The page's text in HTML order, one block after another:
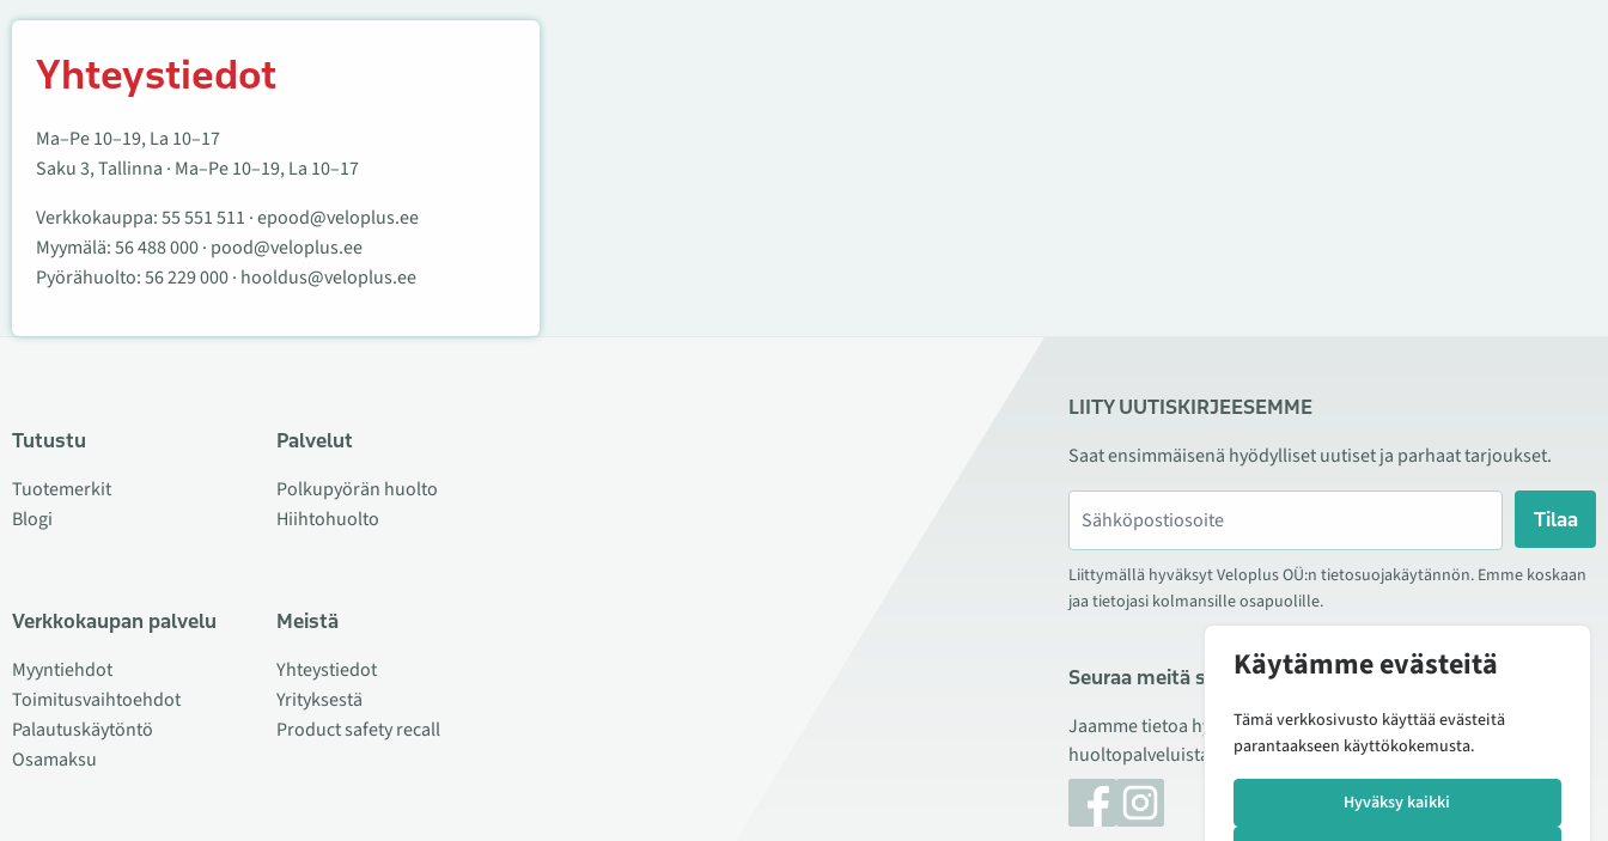
Yhteystiedot
Ma–Pe 10–19, La 10–17
Saku 3, Tallinna · Ma–Pe 10–19, La 10–17
Verkkokauppa:55 551 511 ·epood@veloplus.ee
Myymälä:56 488 000· pood@veloplus.ee
Pyörähuolto:56 229 000· hooldus@veloplus.ee
Tutustu
Tuotemerkit
Blogi
Verkkokaupan palvelu
Myyntiehdot
Toimitusvaihtoehdot
Palautuskäytöntö
Osamaksu
Palvelut
Polkupyörän huolto
Hiihtohuolto
Meistä
Yhteystiedot
Yrityksestä
Product safety recall
LIITY UUTISKIRJEESEMME
Saat ensimmäisenä hyödylliset uutiset ja parhaat tarjoukset.
Tilaa
Liittymällä hyväksyt Veloplus OÜ:n tietosuojakäytännön. Emme koskaan
jaa tietojasi kolmansille osapuolille.
Seuraa meitä sosiaalisessa mediassa
Jaamme tietoa hyvistä tarjouksista, uusista tuotteista ja
huoltopalveluista. Joskus julkaisemme myös tuote-esittelyjä.
Käytämme evästeitä
Tämä verkkosivusto käyttää evästeitä
parantaakseen käyttökokemusta.
Hyväksy kaikki